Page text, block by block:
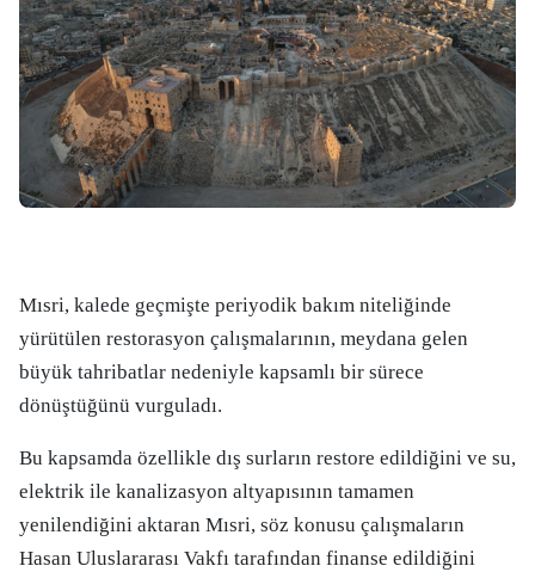
Mısri, kalede geçmişte periyodik bakım niteliğinde
yürütülen restorasyon çalışmalarının, meydana gelen
büyük tahribatlar nedeniyle kapsamlı bir sürece
dönüştüğünü vurguladı.
Bu kapsamda özellikle dış surların restore edildiğini ve su,
elektrik ile kanalizasyon altyapısının tamamen
yenilendiğini aktaran Mısri, söz konusu çalışmaların
Hasan Uluslararası Vakfı tarafından finanse edildiğini